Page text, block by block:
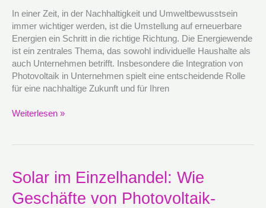
In einer Zeit, in der Nachhaltigkeit und Umweltbewusstsein
immer wichtiger werden, ist die Umstellung auf erneuerbare
Energien ein Schritt in die richtige Richtung. Die Energiewende
ist ein zentrales Thema, das sowohl individuelle Haushalte als
auch Unternehmen betrifft. Insbesondere die Integration von
Photovoltaik in Unternehmen spielt eine entscheidende Rolle
für eine nachhaltige Zukunft und für Ihren
in
Ihrem
Unternehmen
beiträgt
Weiterlesen »
Solar im Einzelhandel: Wie
Geschäfte von Photovoltaik-
Solar
im
Einzelhandel: